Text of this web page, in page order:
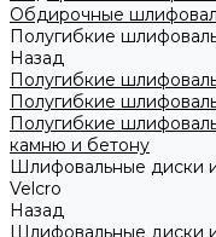
Обдирочные
Полугибкие
Назад
Полугибкие
Полугибкие
Полугибкие
камню и бетону
Шлифовальные диски
Velcro
Назад
Шлифовальные диски